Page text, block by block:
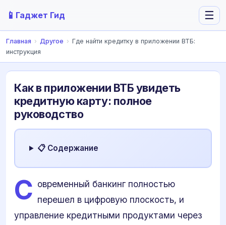
📱 Гаджет Гид ☰
Главная › Другое › Где найти кредитку в приложении ВТБ:
инструкция
Как в приложении ВТБ увидеть
кредитную карту: полное
руководство
📋 Содержание
С овременный банкинг полностью
перешел в цифровую плоскость, и
управление кредитными продуктами через